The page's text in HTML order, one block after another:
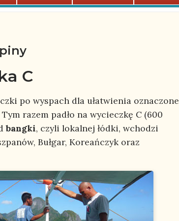
C
po wyspach dla ułatwienia oznaczone
Tym razem padło na wycieczkę C (600
bangki, czyli lokalnej łódki, wchodzi
Bułgar, Koreańczyk oraz